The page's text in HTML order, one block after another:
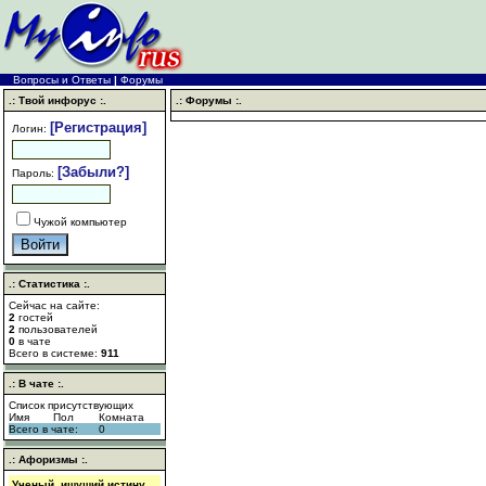
Вопросы и Ответы | Форумы
.: Твой инфорус :.
Логин: [Регистрация]
Пароль: [Забыли?]
Чужой компьютер
.: Статистика :.
Сейчас на сайте:
2 гостей
2 пользователей
0 в чате
Всего в системе: 911
.: В чате :.
Список присутствующих
Имя
Пол
Комната
Всего в чате:
0
.: Афоризмы :.
.: Форумы :.